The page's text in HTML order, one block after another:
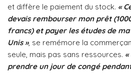
et diffère le paiement du stock. «
devais rembourser mon prêt
francs) et payer les études de
Unis », se remémore la
seule, mais pas sans ressources.
prendre un jour de congé pendant